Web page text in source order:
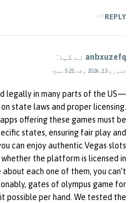
REPLY
anbxuzefq نے کہا:
جنوری 13, 2026 وقت 5:21 صبح
legally in many parts of the US—
state laws and proper licensing.
offering these games must be
states, ensuring fair play and
can enjoy authentic Vegas slots
the platform is licensed in
each one of them, you can’t
gates of olympus game for
possible per hand. We tested the